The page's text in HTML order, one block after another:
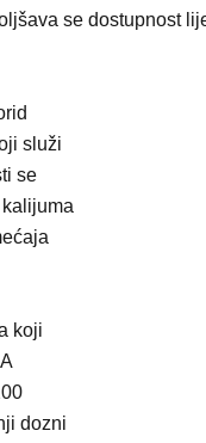
se dostupnost
služi
se
koji
dozni